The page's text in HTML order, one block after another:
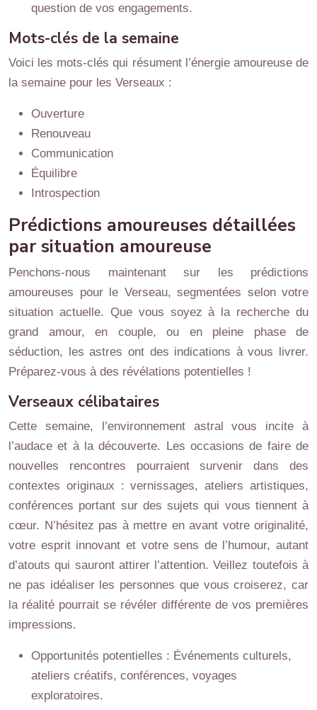
question de vos engagements.
Mots-clés de la semaine
Voici les mots-clés qui résument l’énergie amoureuse de
la semaine pour les Verseaux :
Ouverture
Renouveau
Communication
Équilibre
Introspection
Prédictions amoureuses détaillées
par situation amoureuse
Penchons-nous maintenant sur les prédictions
amoureuses pour le Verseau, segmentées selon votre
situation actuelle. Que vous soyez à la recherche du
grand amour, en couple, ou en pleine phase de
séduction, les astres ont des indications à vous livrer.
Préparez-vous à des révélations potentielles !
Verseaux célibataires
Cette semaine, l’environnement astral vous incite à
l’audace et à la découverte. Les occasions de faire de
nouvelles rencontres pourraient survenir dans des
contextes originaux : vernissages, ateliers artistiques,
conférences portant sur des sujets qui vous tiennent à
cœur. N’hésitez pas à mettre en avant votre originalité,
votre esprit innovant et votre sens de l’humour, autant
d’atouts qui sauront attirer l’attention. Veillez toutefois à
ne pas idéaliser les personnes que vous croiserez, car
la réalité pourrait se révéler différente de vos premières
impressions.
Opportunités potentielles : Événements culturels,
ateliers créatifs, conférences, voyages
exploratoires.